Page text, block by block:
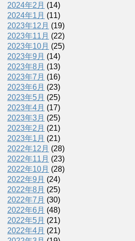
2024年2月 (14)
2024年1月 (11)
2023年12月 (19)
2023年11月 (22)
2023年10月 (25)
2023年9月 (14)
2023年8月 (13)
2023年7月 (16)
2023年6月 (23)
2023年5月 (25)
2023年4月 (17)
2023年3月 (25)
2023年2月 (21)
2023年1月 (21)
2022年12月 (28)
2022年11月 (23)
2022年10月 (28)
2022年9月 (24)
2022年8月 (25)
2022年7月 (30)
2022年6月 (48)
2022年5月 (21)
2022年4月 (21)